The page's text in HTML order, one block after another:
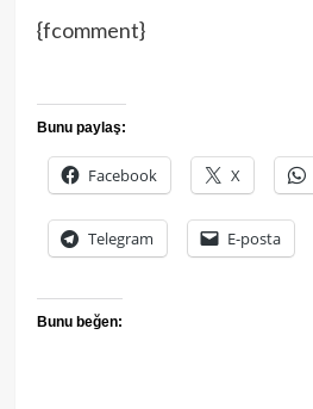
{fcomment}
Bunu paylaş:
Facebook X
Telegram E-posta
Bunu beğen: